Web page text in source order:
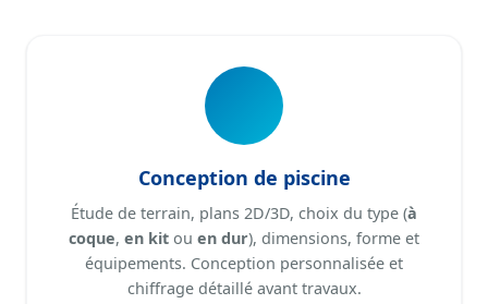
Conception de piscine
Étude de terrain, plans 2D/3D, choix du type (à
coque, en kit ou en dur), dimensions, forme et
équipements. Conception personnalisée et
chiffrage détaillé avant travaux.